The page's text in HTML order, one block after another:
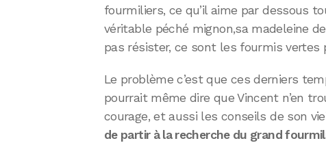
fourmiliers, ce qu’il aime par dessous
véritable péché mignon,sa madeleine
pas résister, ce sont les fourmis vertes
Le problème c’est que ces derniers
pourrait même dire que Vincent n’en
courage, et aussi les conseils de son
de partir à la recherche du grand